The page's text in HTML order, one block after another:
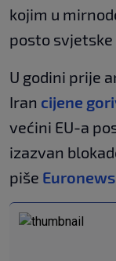
kojim u
posto
U godini prije
Iran cijene
većini EU-a
izazvan
piše